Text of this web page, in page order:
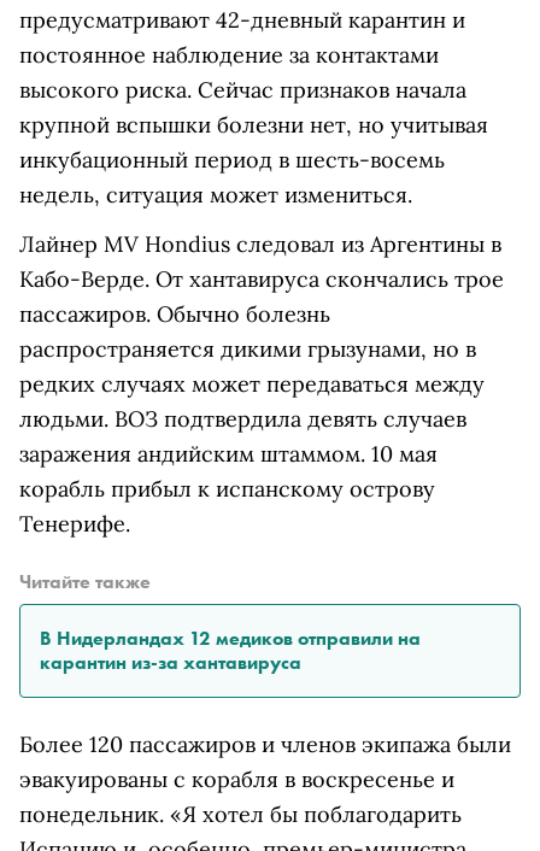
предусматривают 42-дневный карантин и
постоянное наблюдение за контактами
высокого риска. Сейчас признаков начала
крупной вспышки болезни нет, но учитывая
инкубационный период в шесть-восемь
недель, ситуация может измениться.
Лайнер MV Hondius следовал из Аргентины в
Кабо-Верде. От хантавируса скончались трое
пассажиров. Обычно болезнь
распространяется дикими грызунами, но в
редких случаях может передаваться между
людьми. ВОЗ подтвердила девять случаев
заражения андийским штаммом. 10 мая
корабль прибыл к испанскому острову
Тенерифе.
Читайте также
В Нидерландах 12 медиков отправили на
карантин из-за хантавируса
Более 120 пассажиров и членов экипажа были
эвакуированы с корабля в воскресенье и
понедельник. «Я хотел бы поблагодарить